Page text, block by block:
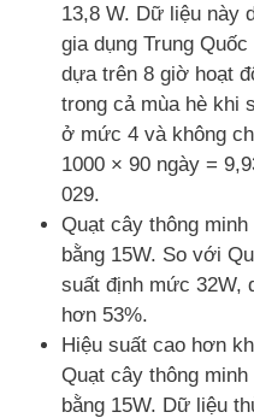
13,8 W. Dữ liệu này
gia dụng Trung
dựa trên 8 giờ hoạt
trong cả mùa hè khi
ở mức 4 và không
1000 × 90 ngày =
029.
Quạt cây thông
bằng 15W. So với
suất định mức 32W,
hơn 53%.
Hiệu suất cao hơn
Quạt cây thông
bằng 15W. Dữ liệu